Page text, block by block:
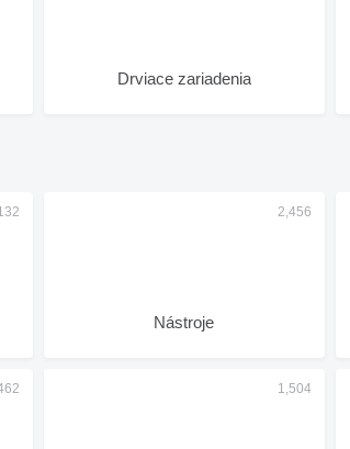
Drviace zariadenia
Nástroje